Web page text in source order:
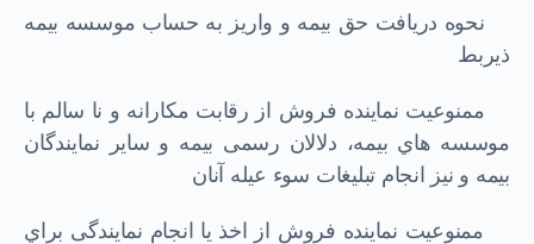
ﻧﺤﻮه درﯾﺎﻓﺖ ﺣﻖ ﺑﯿﻤﻪ و وارﯾﺰ ﺑﻪ ﺣﺴﺎب ﻣﻮﺳﺴﻪ ﺑﯿﻤﻪ
ذﯾﺮﺑﻂ
ﻣﻤﻨﻮﻋﯿﺖ ﻧﻤﺎﯾﻨﺪه ﻓﺮوش از رﻗﺎﺑﺖ ﻣﮑﺎراﻧﻪ و ﻧﺎ ﺳﺎﻟﻢ ﺑﺎ
ﻣﻮﺳﺴﻪ ﻫﺎي ﺑﯿﻤﻪ، دﻻﻻن رﺳﻤﯽ ﺑﯿﻤﻪ و ﺳﺎﯾﺮ ﻧﻤﺎﯾﻨﺪﮔﺎن
ﺑﯿﻤﻪ و ﻧﯿﺰ اﻧﺠﺎم ﺗﺒﻠﯿﻐﺎت ﺳﻮء ﻋﯿﻠﻪ آﻧﺎن
ﻣﻤﻨﻮﻋﯿﺖ ﻧﻤﺎﯾﻨﺪه ﻓﺮوش از اﺧﺬ ﯾﺎ اﻧﺠﺎم ﻧﻤﺎﯾﻨﺪﮔﯽ ﺑﺮاي